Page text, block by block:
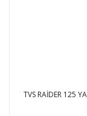
TVS RAİDER 125